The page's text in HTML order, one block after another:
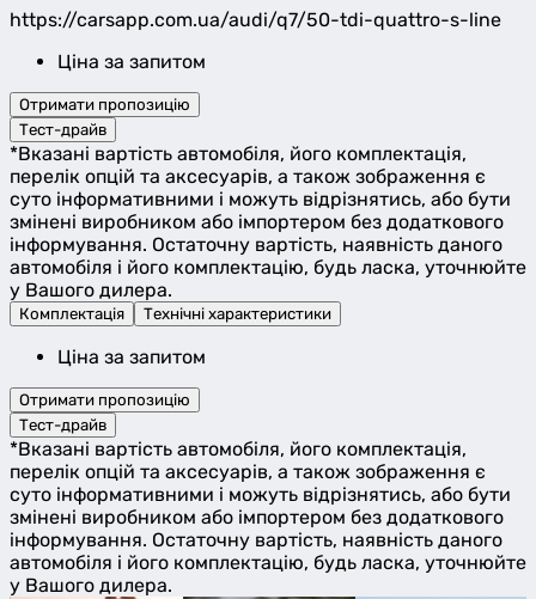
https://carsapp.com.ua/audi/q7/50-tdi-quattro-s-line
Ціна за запитом
Отримати пропозицію
Тест-драйв
*Вказані вартість автомобіля, його комплектація,
перелік опцій та аксесуарів, а також зображення є
суто інформативними і можуть відрізнятись, або бути
змінені виробником або імпортером без додаткового
інформування. Остаточну вартість, наявність даного
автомобіля і його комплектацію, будь ласка, уточнюйте
у Вашого дилера.
Комплектація Технічні характеристики
Ціна за запитом
Отримати пропозицію
Тест-драйв
*Вказані вартість автомобіля, його комплектація,
перелік опцій та аксесуарів, а також зображення є
суто інформативними і можуть відрізнятись, або бути
змінені виробником або імпортером без додаткового
інформування. Остаточну вартість, наявність даного
автомобіля і його комплектацію, будь ласка, уточнюйте
у Вашого дилера.